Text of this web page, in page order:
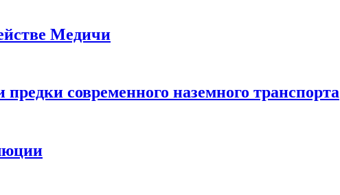
Медичи
современного наземного транспорта